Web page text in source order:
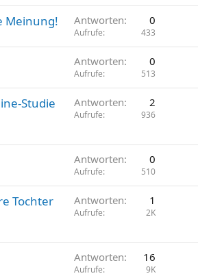
Meinung! Antworten 0
Aufrufe 433
Antworten 0
Aufrufe 513
Studie
Antworten 2
Aufrufe 936
Antworten 0
Aufrufe 510
Tochter
Antworten 1
Aufrufe 2K
Antworten 16
Aufrufe 9K